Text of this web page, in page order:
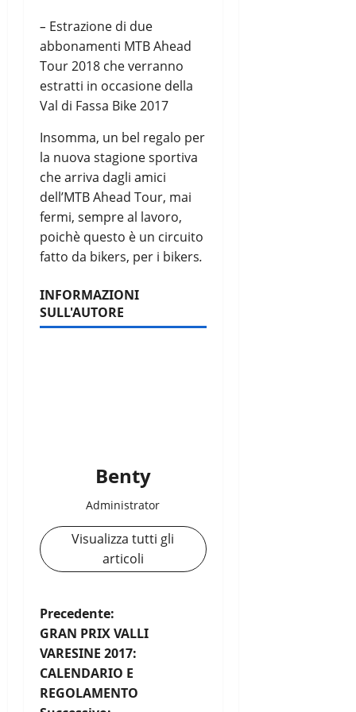
– Estrazione di due
abbonamenti MTB Ahead
Tour 2018 che verranno
estratti in occasione della
Val di Fassa Bike 2017
Insomma, un bel regalo per
la nuova stagione sportiva
che arriva dagli amici
dell’MTB Ahead Tour, mai
fermi, sempre al lavoro,
poichè questo è un circuito
fatto da bikers, per i bikers.
INFORMAZIONI
SULL'AUTORE
Benty
Administrator
Visualizza tutti gli
articoli
N
a
v
Precedente:
GRAN PRIX VALLI
VARESINE 2017:
CALENDARIO E
REGOLAMENTO